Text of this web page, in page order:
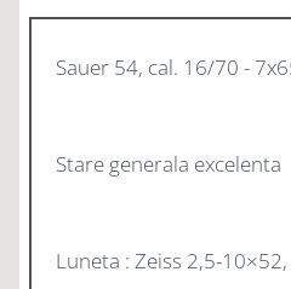
Sauer 54, cal. 16/70 -
Stare generala excelenta
Luneta : Zeiss 2,5-